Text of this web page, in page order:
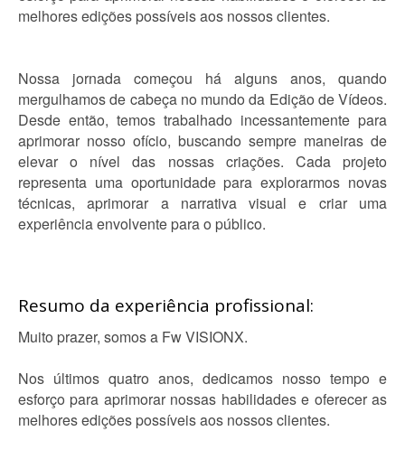
melhores edições possíveis aos nossos clientes.
Nossa jornada começou há alguns anos, quando
mergulhamos de cabeça no mundo da Edição de Vídeos.
Desde então, temos trabalhado incessantemente para
aprimorar nosso ofício, buscando sempre maneiras de
elevar o nível das nossas criações. Cada projeto
representa uma oportunidade para explorarmos novas
técnicas, aprimorar a narrativa visual e criar uma
experiência envolvente para o público.
Resumo da experiência profissional:
Muito prazer, somos a Fw VISIONX.
Nos últimos quatro anos, dedicamos nosso tempo e
esforço para aprimorar nossas habilidades e oferecer as
melhores edições possíveis aos nossos clientes.